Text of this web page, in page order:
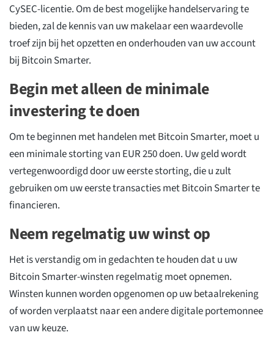
CySEC-licentie. Om de best mogelijke handelservaring te
bieden, zal de kennis van uw makelaar een waardevolle
troef zijn bij het opzetten en onderhouden van uw account
bij Bitcoin Smarter.
Begin met alleen de minimale
investering te doen
Om te beginnen met handelen met Bitcoin Smarter, moet u
een minimale storting van EUR 250 doen. Uw geld wordt
vertegenwoordigd door uw eerste storting, die u zult
gebruiken om uw eerste transacties met Bitcoin Smarter te
financieren.
Neem regelmatig uw winst op
Het is verstandig om in gedachten te houden dat u uw
Bitcoin Smarter-winsten regelmatig moet opnemen.
Winsten kunnen worden opgenomen op uw betaalrekening
of worden verplaatst naar een andere digitale portemonnee
van uw keuze.